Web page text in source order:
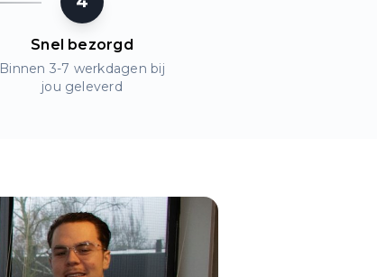
Snel bezorgd
Binnen 3-7 werkdagen bij
jou geleverd